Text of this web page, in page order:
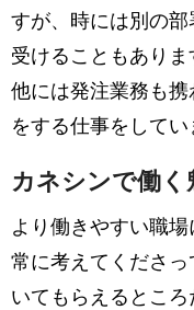
すが、時には別の
受けることもありま
他には発注業務も
をする仕事をしてい
カネシンで働く
より働きやすい職
常に考えてくださ
いてもらえるところ